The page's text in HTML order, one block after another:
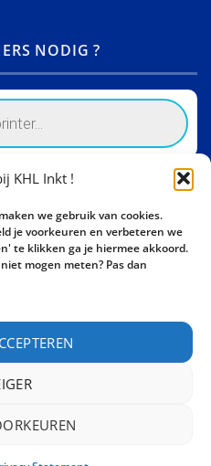
KHL Inkt !
we gebruik van cookies.
je voorkeuren en verbeteren we
te klikken ga je hiermee akkoord.
mogen meten? Pas dan
NODIG ?
Steenweg 274